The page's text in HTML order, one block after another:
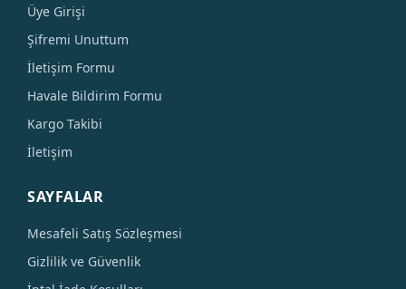
Üye Girişi
Şifremi Unuttum
İletişim Formu
Havale Bildirim Formu
Kargo Takibi
İletişim
SAYFALAR
Mesafeli Satış Sözleşmesi
Gizlilik ve Güvenlik